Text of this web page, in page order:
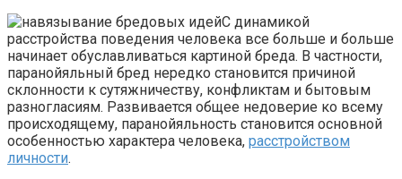
С динамикой
расстройства поведения человека все больше и больше
начинает обуславливаться картиной бреда. В частности,
паранойяльный бред нередко становится причиной
склонности к сутяжничеству, конфликтам и бытовым
разногласиям. Развивается общее недоверие ко всему
происходящему, паранойяльность становится основной
особенностью характера человека, расстройством
личности.